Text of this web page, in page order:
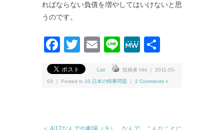
ればならない負債を増やしてはいけないと思
うのです。
Facebook
Twitter
EmailLineMeWe
List 投稿者 hihi ｜ 2011-05-
03 ｜ Posted in 10.日本の時事問題 2 Comments »